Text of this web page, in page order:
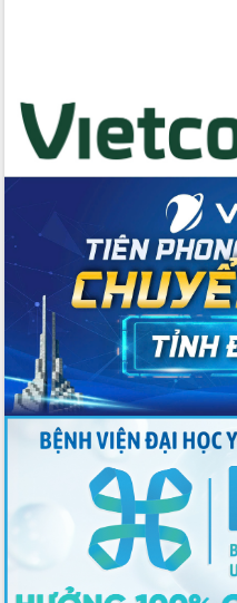
Thứ trưởng Bộ Y tế làm việc với tỉnh
Đắk Lắk về phát triển nhân lực y tế
cho trạm y tế cấp xã
Du lịch Đắk Lắk nâng tầm trải nghiệm
du khách thông qua Hệ thống cơ sở dữ
liệu và Bản đồ số
Tập huấn ứng dụng trí tuệ nhân tạo (AI)
trong thương mại điện tử năm 2026
Đoàn đại biểu Quốc hội tỉnh Đắk Lắk
trao đổi thông tin trước Kỳ họp thứ
nhất, Quốc hội khóa XVI
Quyết liệt cải cách hành chính, khơi
thông nguồn lực phát triển
Nâng cao hiệu lực, hiệu quả HĐND
tỉnh thông qua hiện đại hóa hành chính
Xã Ea Phê gắn cải cách hành chính với
chuyển đổi số
Phó Chủ tịch Thường trực UBND tỉnh
Hồ Thị Nguyên Thảo làm việc tại Trung